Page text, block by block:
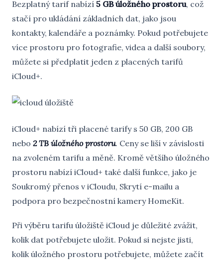
Bezplatný tarif nabízí 5 GB úložného prostoru, což
stačí pro ukládání základních dat, jako jsou
kontakty, kalendáře a poznámky. Pokud potřebujete
více prostoru pro fotografie, videa a další soubory,
můžete si předplatit jeden z placených tarifů
iCloud+.
iCloud+ nabízí tři placené tarify s 50 GB, 200 GB
nebo 2 TB úložného prostoru. Ceny se liší v závislosti
na zvoleném tarifu a měně. Kromě většího úložného
prostoru nabízí iCloud+ také další funkce, jako je
Soukromý přenos v iCloudu, Skrytí e-mailu a
podpora pro bezpečnostní kamery HomeKit.
Při výběru tarifu úložiště iCloud je důležité zvážit,
kolik dat potřebujete uložit. Pokud si nejste jisti,
kolik úložného prostoru potřebujete, můžete začít